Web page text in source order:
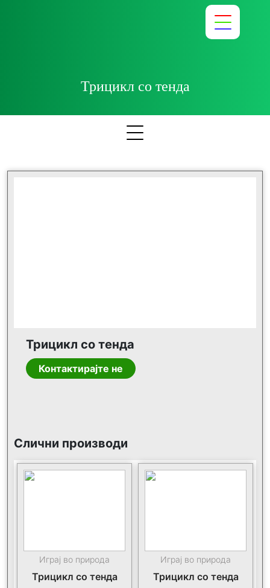
Трицикл со тенда
Трицикл со тенда
Контактирајте не
Слични производи
Играј во природа
Трицикл со тенда
Играј во природа
Трицикл со тенда